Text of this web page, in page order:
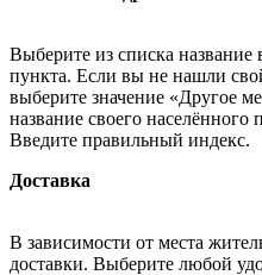
Выберите из списка название
пункта. Если вы не нашли
выберите значение «Другое
название своего населённого
Введите правильный индекс.
Доставка
В зависимости от места
доставки. Выберите любой